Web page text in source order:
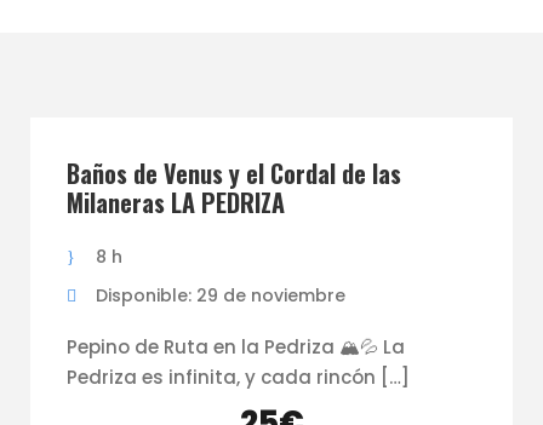
Baños de Venus y el Cordal de las
Milaneras LA PEDRIZA
8 h
Disponible: 29 de noviembre
Pepino de Ruta en la Pedriza 🏔️💦 La
Pedriza es infinita, y cada rincón […]